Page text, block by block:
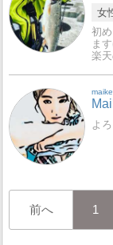
女
初
ま
楽
よ
前へ 1